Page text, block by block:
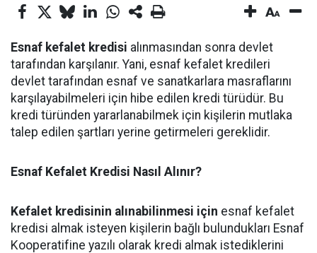
Esnaf kefalet kredisi alınmasından sonra devlet
tarafından karşılanır. Yani, esnaf kefalet kredileri
devlet tarafından esnaf ve sanatkarlara masraflarını
karşılayabilmeleri için hibe edilen kredi türüdür. Bu
kredi türünden yararlanabilmek için kişilerin mutlaka
talep edilen şartları yerine getirmeleri gereklidir.
Esnaf Kefalet Kredisi Nasıl Alınır?
Kefalet kredisinin alınabilinmesi için esnaf kefalet
kredisi almak isteyen kişilerin bağlı bulundukları Esnaf
Kooperatifine yazılı olarak kredi almak istediklerini